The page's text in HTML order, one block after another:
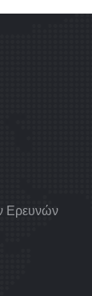
Ερευνών